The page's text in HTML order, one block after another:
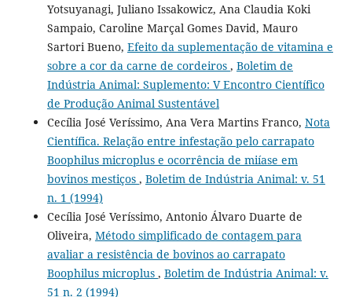
Yotsuyanagi, Juliano Issakowicz, Ana Claudia Koki
Sampaio, Caroline Marçal Gomes David, Mauro
Sartori Bueno, Efeito da suplementação de vitamina e
sobre a cor da carne de cordeiros , Boletim de
Indústria Animal: Suplemento: V Encontro Científico
de Produção Animal Sustentável
Cecília José Veríssimo, Ana Vera Martins Franco, Nota
Científica. Relação entre infestação pelo carrapato
Boophilus microplus e ocorrência de miíase em
bovinos mestiços , Boletim de Indústria Animal: v. 51
n. 1 (1994)
Cecília José Veríssimo, Antonio Álvaro Duarte de
Oliveira, Método simplificado de contagem para
avaliar a resistência de bovinos ao carrapato
Boophilus microplus , Boletim de Indústria Animal: v.
51 n. 2 (1994)